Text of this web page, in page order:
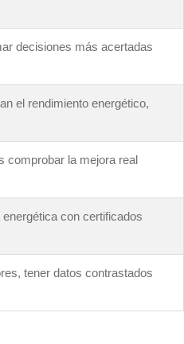
decisiones más acertadas
el rendimiento energético,
comprobar la mejora real
con certificados
tener datos contrastados